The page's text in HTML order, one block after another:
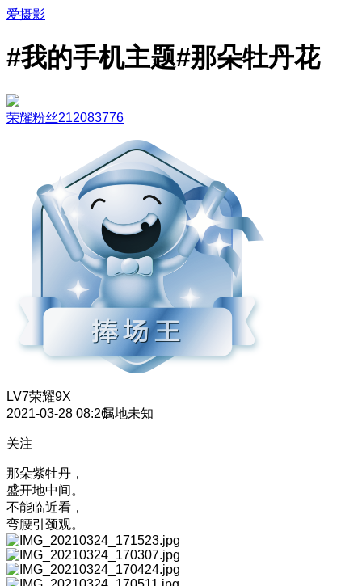
爱摄影
#我的手机主题#那朵牡丹花
荣耀粉丝212083776
LV7荣耀9X
2021-03-28 08:26属地未知
关注
那朵紫牡丹，
盛开地中间。
不能临近看，
弯腰引颈观。